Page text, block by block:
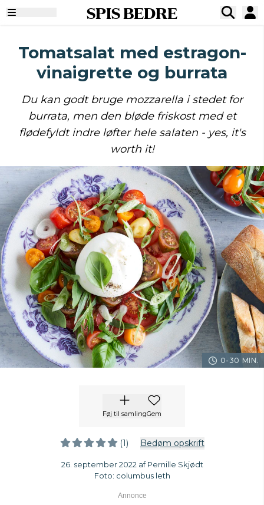
SPIS BEDRE
Tomatsalat med estragon-
vinaigrette og burrata
Du kan godt bruge mozzarella i stedet for
burrata, men den bløde friskost med et
flødefyldt indre løfter hele salaten - yes, it's
worth it!
0-30 MIN.
Føj til samlingGem
(1) Bedøm opskrift
26. september 2022 af Pernille Skjødt
Foto: columbus leth